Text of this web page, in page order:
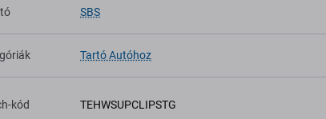
SBS
Tartó Autóhoz
kód TEHWSUPCLIPSTG